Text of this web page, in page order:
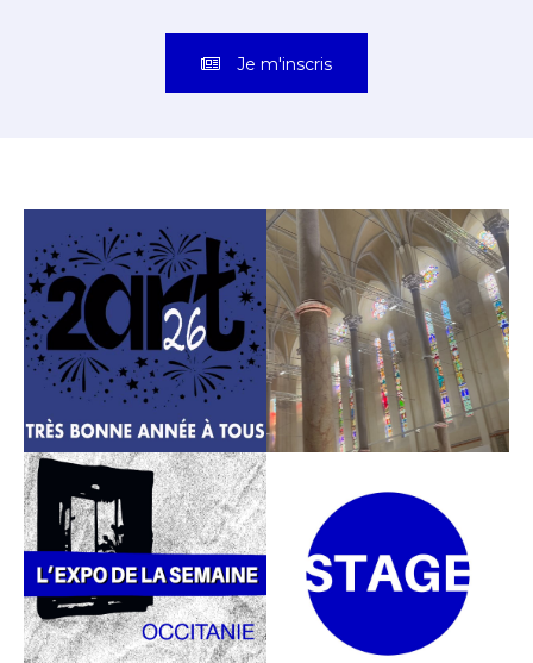
Je m'inscris